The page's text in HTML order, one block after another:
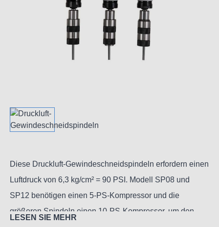
Diese Druckluft-Gewindeschneidspindeln erfordern einen
Luftdruck von 6,3 kg/cm² = 90 PSI. Modell SP08 und
SP12 benötigen einen 5-PS-Kompressor und die
größeren Spindeln einen 10-PS-Kompressor, um den
LESEN SIE MEHR